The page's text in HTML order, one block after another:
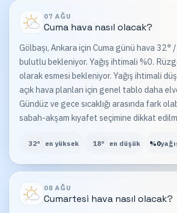
07 AĞU
Cumahava nasıl olacak?
Gölbaşı, Ankara için Cuma günü hava 32°
bulutlu bekleniyor. Yağış ihtimali %0.
olarak esmesi bekleniyor. Yağış ihtimali
açık hava planları için genel tablo daha
Gündüz ve gece sıcaklığı arasında fark
sabah-akşam kıyafet seçimine dikkat
32° en yüksek 18° en düşük %0
08 AĞU
Cumartesi hava nasıl olacak?